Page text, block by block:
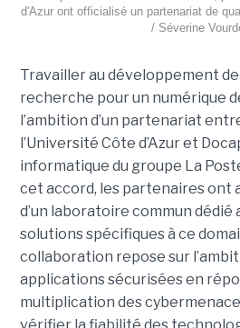
d'Azur ont officialisé un partenariat de
/ Séverine
Travailler au développement
recherche pour un numérique
l’ambition d’un partenariat
l’Université Côte d’Azur et
informatique du groupe La
cet accord, les partenaires ont
d’un laboratoire commun
solutions spécifiques à ce
collaboration repose sur
applications sécurisées en
multiplication des